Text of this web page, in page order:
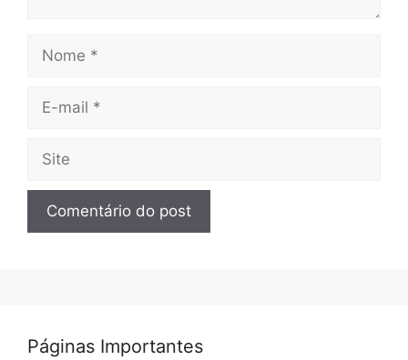
mail
Páginas Importantes